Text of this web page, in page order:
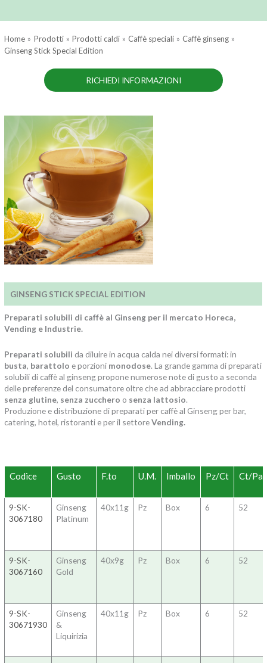
Home Prodotti Prodotti caldi Caffè speciali
Caffè ginseng
Ginseng Stick Special Edition
RICHIEDI INFORMAZIONI
GINSENG STICK SPECIAL EDITION
Preparati solubili di caffè al Ginseng per il mercato Horeca,
Vending e Industrie.
Preparati solubili da diluire in acqua calda nei diversi formati: in
busta, barattolo e porzioni monodose. La grande gamma di preparati
solubili di caffè al ginseng propone numerose note di gusto a seconda
delle preferenze del consumatore oltre che ad abbracciare prodotti
senza glutine, senza zucchero o senza lattosio.
Produzione e distribuzione di preparati per caffè al Ginseng per bar,
catering, hotel, ristoranti e per il settoreVending.
Codice Gusto F.to U.M. Imballo Pz/Ct Ct/
9-SK-
3067180
Ginseng
Platinum
40x11g Pz Box 6 52
9-SK-
3067160
Ginseng
Gold
40x9g Pz Box 6 52
9-SK-
30671930
Ginseng
&
Liquirizia
40x11g Pz Box 6 52